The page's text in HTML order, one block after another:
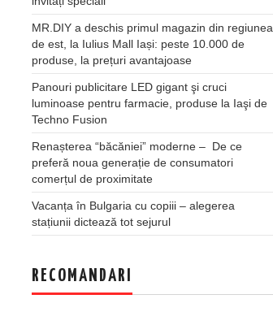
MR.DIY a deschis primul magazin din regiunea
de est, la Iulius Mall Iași: peste 10.000 de
produse, la prețuri avantajoase
Panouri publicitare LED gigant şi cruci
luminoase pentru farmacie, produse la Iaşi de
Techno Fusion
Renașterea “băcăniei” moderne – De ce
preferă noua generație de consumatori
comerțul de proximitate
Vacanța în Bulgaria cu copiii – alegerea
stațiunii dictează tot sejurul
RECOMANDARI